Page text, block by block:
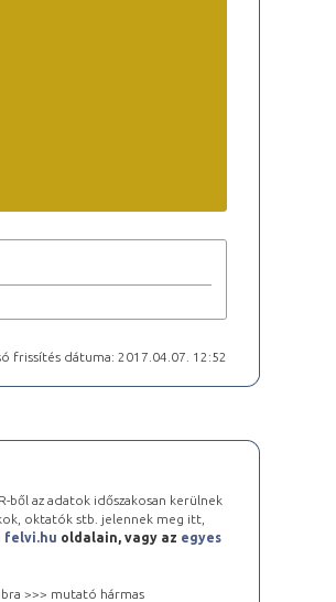
frissítés dátuma: 2017.04.07. 12:52
ből az adatok időszakosan kerülnek
oktatók stb. jelennek meg itt,
felvi.hu oldalain, vagy az egyes
>>> mutató hármas